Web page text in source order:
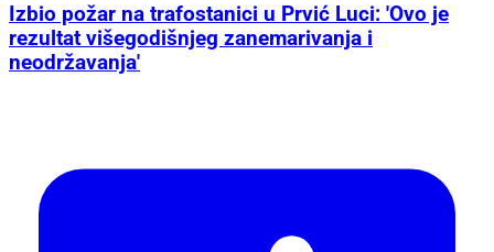
Izbio požar na trafostanici u Prvić Luci: 'Ovo je
rezultat višegodišnjeg zanemarivanja i
neodržavanja'